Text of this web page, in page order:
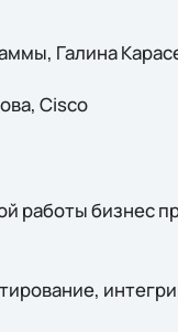
Галина
Cisco
работы бизнес